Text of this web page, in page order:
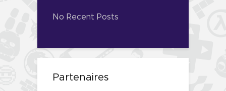
No Recent Posts
Partenaires